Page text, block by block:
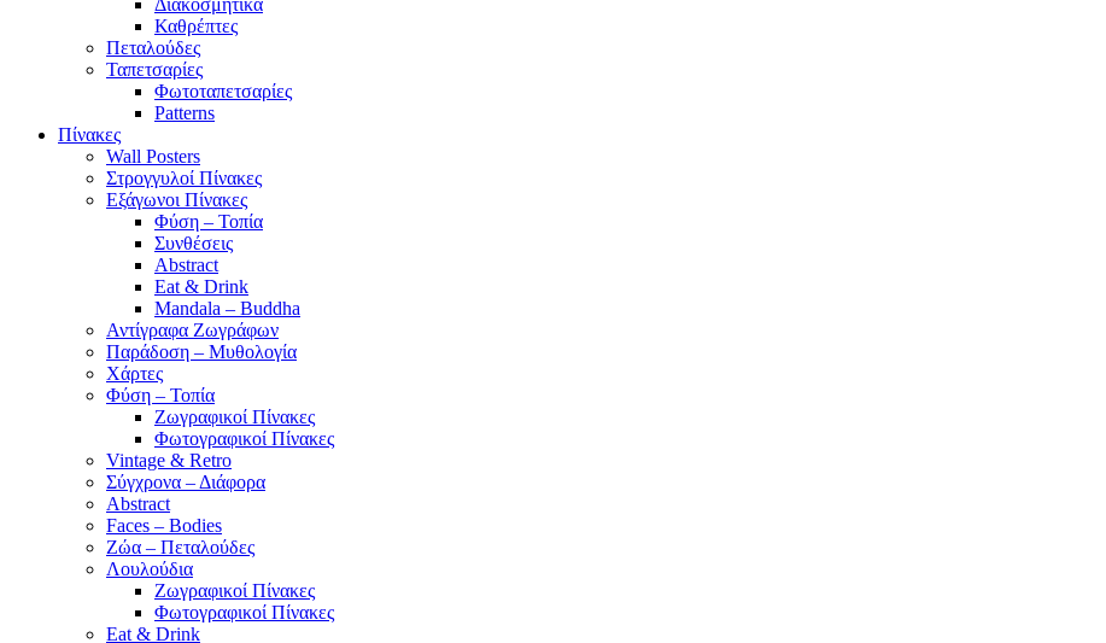
Διακοσμητικά
Καθρέπτες
Πεταλούδες
Ταπετσαρίες
Φωτοταπετσαρίες
Patterns
Πίνακες
Wall Posters
Στρογγυλοί Πίνακες
Εξάγωνοι Πίνακες
Φύση – Τοπία
Συνθέσεις
Abstract
Eat & Drink
Mandala – Buddha
Αντίγραφα Ζωγράφων
Παράδοση – Μυθολογία
Χάρτες
Φύση – Τοπία
Ζωγραφικοί Πίνακες
Φωτογραφικοί Πίνακες
Vintage & Retro
Σύγχρονα – Διάφορα
Abstract
Faces – Bodies
Ζώα – Πεταλούδες
Λουλούδια
Ζωγραφικοί Πίνακες
Φωτογραφικοί Πίνακες
Eat & Drink